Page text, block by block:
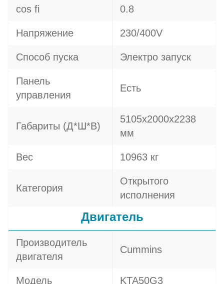
cos fi 0.8
Напряжение 230/400V
Способ пуска Электро запуск
Панель
управления
Есть
Габариты (Д*Ш*В)
5105x2000x2238
мм
Вес 10963 кг
Категория
Открытого
исполнения
Двигатель
Производитель
двигателя
Cummins
Модель KTA50G3